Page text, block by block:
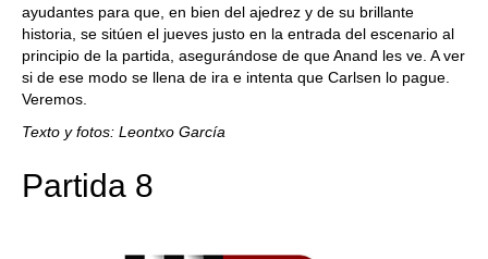
ayudantes para que, en bien del ajedrez y de su brillante
historia, se sitúen el jueves justo en la entrada del escenario al
principio de la partida, asegurándose de que Anand les ve. A ver
si de ese modo se llena de ira e intenta que Carlsen lo pague.
Veremos.
Texto y fotos: Leontxo García
Partida 8